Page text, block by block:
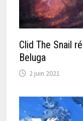
Clid The Snail
Beluga
2 juin 2021